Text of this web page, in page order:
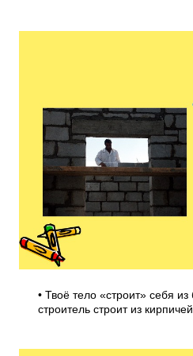
• Твоё тело «строит» себя из
строитель строит из